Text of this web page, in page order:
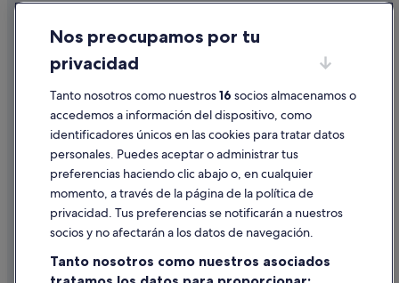
Condiciones de uso
Información legal/contacto
Pautas sobre el contenido y cómo denunciar contenido
Ayuda
Cancelar un vuelo
Cancelar una reserva de hotel o de un alquiler vacacional
Nos preocupamos por tu
privacidad
Tanto nosotros como nuestros16 socios almacenamos o
accedemos a información del dispositivo, como
identificadores únicos en las cookies para tratar datos
personales. Puedes aceptar o administrar tus
preferencias haciendo clic abajo o, en cualquier
momento, a través de la página de la política de
privacidad. Tus preferencias se notificarán a nuestros
socios y no afectarán a los datos de navegación.
Tanto nosotros como nuestros asociados